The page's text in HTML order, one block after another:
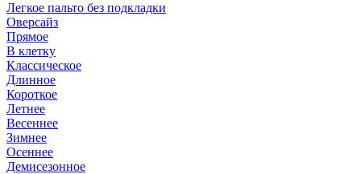
Легкое пальто без подкладки
Оверсайз
Прямое
В клетку
Классическое
Длинное
Короткое
Летнее
Весеннее
Зимнее
Осеннее
Демисезонное